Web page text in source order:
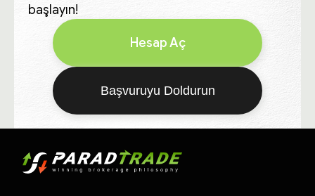
başlayın!
Hesap Aç
Başvuruyu Doldurun